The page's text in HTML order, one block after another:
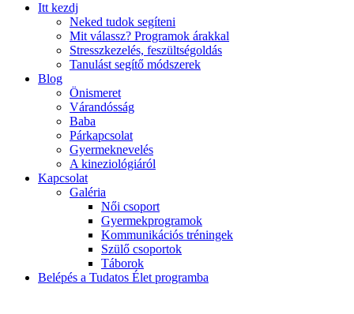
Itt kezdj
Neked tudok segíteni
Mit válassz? Programok árakkal
Stresszkezelés, feszültségoldás
Tanulást segítő módszerek
Blog
Önismeret
Várandósság
Baba
Párkapcsolat
Gyermeknevelés
A kineziológiáról
Kapcsolat
Galéria
Női csoport
Gyermekprogramok
Kommunikációs tréningek
Szülő csoportok
Táborok
Belépés a Tudatos Élet programba